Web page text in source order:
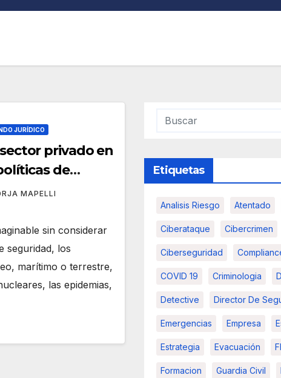
JURÍDICO
privado en
de
MAPELLI
sin considerar
seguridad, los
marítimo o terrestre,
las epidemias,
Etiquetas
Analisis Riesgo Atentado
Ciberataque Cibercrimen
Ciberseguridad
COVID 19 Criminologia
Detective Director De
Emergencias Empresa
Estrategia Evacuación
Formacion Guardia Civil